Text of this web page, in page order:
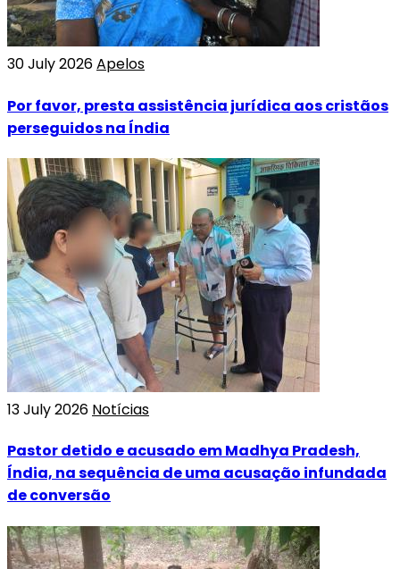
30 July 2026Apelos
Por favor, presta assistência jurídica aos cristãos
perseguidos na Índia
13 July 2026 Notícias
Pastor detido e acusado em Madhya Pradesh,
Índia, na sequência de uma acusação infundada
de conversão